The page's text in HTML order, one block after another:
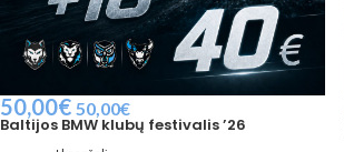
50,00€ 50,00€
Baltijos BMW klubų festivalis ’26